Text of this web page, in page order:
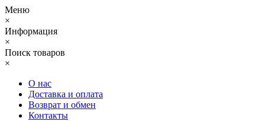
Меню
×
Информация
×
Поиск товаров
×
О нас
Доставка и оплата
Возврат и обмен
Контакты